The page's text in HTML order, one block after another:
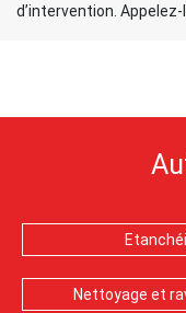
d’intervention. Appelez-
Nettoyage et